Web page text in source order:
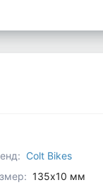
Colt Bikes
135x10 мм